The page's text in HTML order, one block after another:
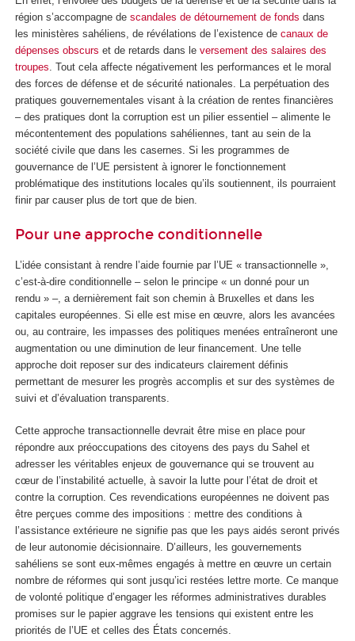
région s’accompagne de scandales de détournement de fonds dans
les ministères sahéliens, de révélations de l’existence de canaux de
dépenses obscurs et de retards dans le versement des salaires des
troupes. Tout cela affecte négativement les performances et le moral
des forces de défense et de sécurité nationales. La perpétuation des
pratiques gouvernementales visant à la création de rentes financières
– des pratiques dont la corruption est un pilier essentiel – alimente le
mécontentement des populations sahéliennes, tant au sein de la
société civile que dans les casernes. Si les programmes de
gouvernance de l’UE persistent à ignorer le fonctionnement
problématique des institutions locales qu’ils soutiennent, ils pourraient
finir par causer plus de tort que de bien.
Pour une approche conditionnelle
L’idée consistant à rendre l’aide fournie par l’UE « transactionnelle »,
c’est-à-dire conditionnelle – selon le principe « un donné pour un
rendu » –, a dernièrement fait son chemin à Bruxelles et dans les
capitales européennes. Si elle est mise en œuvre, alors les avancées
ou, au contraire, les impasses des politiques menées entraîneront une
augmentation ou une diminution de leur financement. Une telle
approche doit reposer sur des indicateurs clairement définis
permettant de mesurer les progrès accomplis et sur des systèmes de
suivi et d’évaluation transparents.
Cette approche transactionnelle devrait être mise en place pour
répondre aux préoccupations des citoyens des pays du Sahel et
adresser les véritables enjeux de gouvernance qui se trouvent au
cœur de l’instabilité actuelle, à savoir la lutte pour l’état de droit et
contre la corruption. Ces revendications européennes ne doivent pas
être perçues comme des impositions : mettre des conditions à
l’assistance extérieure ne signifie pas que les pays aidés seront privés
de leur autonomie décisionnaire. D’ailleurs, les gouvernements
sahéliens se sont eux-mêmes engagés à mettre en œuvre un certain
nombre de réformes qui sont jusqu’ici restées lettre morte. Ce manque
de volonté politique d’engager les réformes administratives durables
promises sur le papier aggrave les tensions qui existent entre les
priorités de l’UE et celles des États concernés.